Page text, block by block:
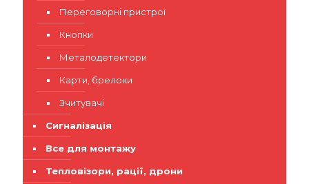
Переговорні пристрої
Кнопки
Металодетектори
Карти, брелоки
Зчитувачі
Сигналізація
Все для монтажу
Тепловізори, рації, дрони